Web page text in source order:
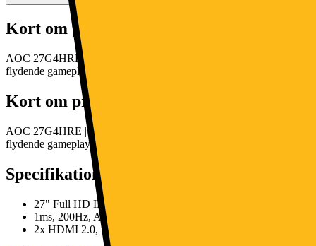
Kort om produktet
AOC 27G4HRE | FHD | IPS | 200Hz | 1ms 27" gaming-skærmen
flydende gameplay.
Kort om produktet
AOC 27G4HRE | FHD | IPS | 200Hz | 1ms 27" gaming-skærmen
flydende gameplay. Læs mere om produktet
Specifikationer
27" Full HD IPS-panel
1ms, 200Hz, Adaptive Sync
2x HDMI 2.0, 1x DisplayPort 1.4